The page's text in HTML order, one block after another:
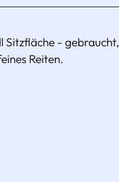
legen
Sitzfläche - gebraucht,
Reiten.